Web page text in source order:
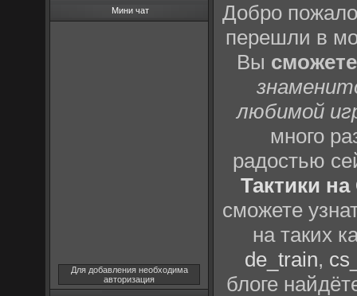
Мини чат
Для добавления необходима
авторизация
Добро
перешли в
Вы
любимой
много
радостью
Тактики
сможете
на таких
de_train,
блоге